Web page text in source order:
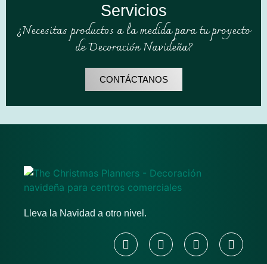
Servicios
¿Necesitas productos a la medida para tu proyecto
de Decoración Navideña?
CONTÁCTANOS
Lleva la Navidad a otro nivel.